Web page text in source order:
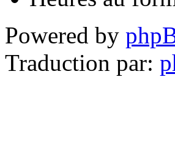
Powered by
Traduction par: